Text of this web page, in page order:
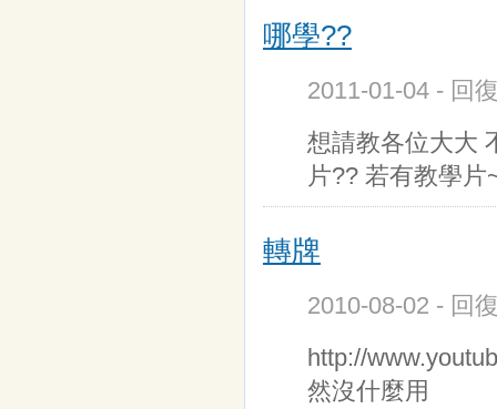
哪學??
2011-01-04 - 回
想請教各位大大
片?? 若有教學
轉牌
2010-08-02 - 回
http://
然沒什麼用